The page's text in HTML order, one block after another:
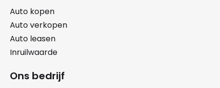
Auto kopen
Auto verkopen
Auto leasen
Inruilwaarde
Ons bedrijf